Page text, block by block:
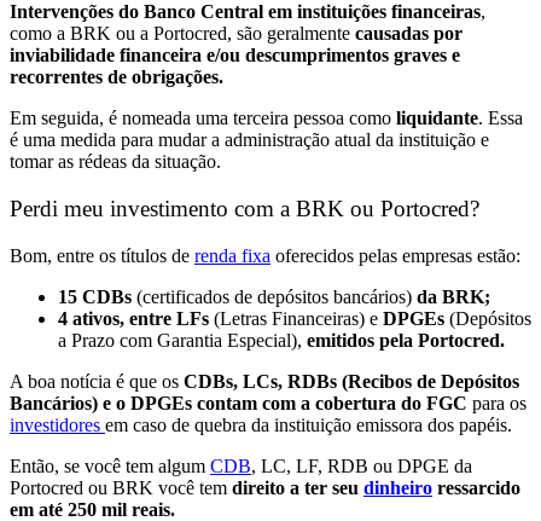
Intervenções do Banco Central em instituições financeiras,
como a BRK ou a Portocred, são geralmente causadas por
inviabilidade financeira e/ou descumprimentos graves e
recorrentes de obrigações.
Em seguida, é nomeada uma terceira pessoa como liquidante. Essa
é uma medida para mudar a administração atual da instituição e
tomar as rédeas da situação.
Perdi meu investimento com a BRK ou Portocred?
Bom, entre os títulos de renda fixa oferecidos pelas empresas estão:
15 CDBs (certificados de depósitos bancários) da BRK;
4 ativos, entre LFs (Letras Financeiras) e DPGEs (Depósitos
a Prazo com Garantia Especial), emitidos pela Portocred.
A boa notícia é que os CDBs, LCs, RDBs (Recibos de Depósitos
Bancários) e o DPGEs contam com a cobertura do FGC para os
investidores em caso de quebra da instituição emissora dos papéis.
Então, se você tem algum CDB, LC, LF, RDB ou DPGE da
Portocred ou BRK você tem direito a ter seu dinheiro ressarcido
em até 250 mil reais.